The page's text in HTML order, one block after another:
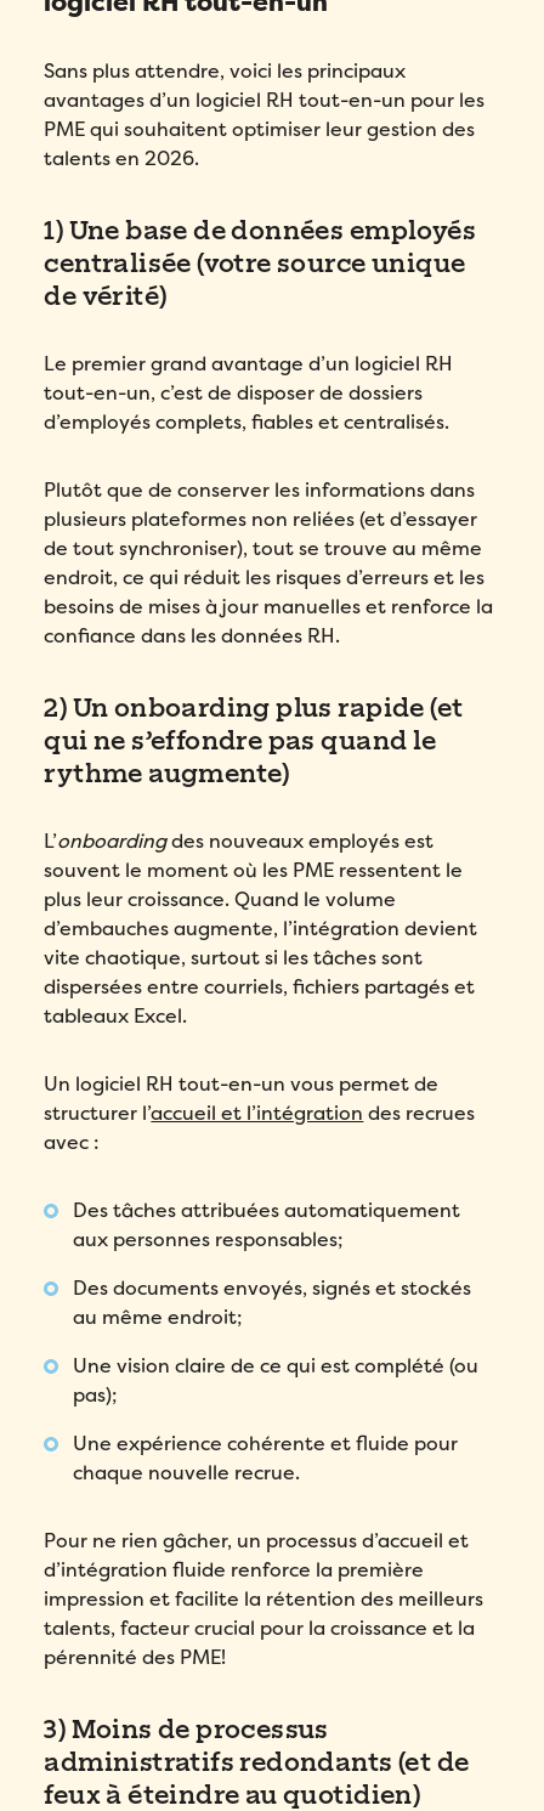
Sans plus attendre, voici les principaux
avantages d’un logiciel RH tout-en-un pour les
PME qui souhaitent optimiser leur gestion des
talents en 2026.
1) Une base de données employés
centralisée (votre source unique
de vérité)
Le premier grand avantage d’un logiciel RH
tout-en-un, c’est de disposer de dossiers
d’employés complets, fiables et centralisés.
Plutôt que de conserver les informations dans
plusieurs plateformes non reliées (et d’essayer
de tout synchroniser), tout se trouve au même
endroit, ce qui réduit les risques d’erreurs et les
besoins de mises à jour manuelles et renforce la
confiance dans les données RH.
2) Un onboarding plus rapide (et
qui ne s’effondre pas quand le
rythme augmente)
L’onboardingdes nouveaux employés est
souvent le moment où les PME ressentent le
plus leur croissance. Quand le volume
d’embauches augmente, l’intégration devient
vite chaotique, surtout si les tâches sont
dispersées entre courriels, fichiers partagés et
tableaux Excel.
Un logiciel RH tout-en-un vous permet de
structurer l’accueil et l’intégration des recrues
avec :
Des tâches attribuées automatiquement
aux personnes responsables;
Des documents envoyés, signés et stockés
au même endroit;
Une vision claire de ce qui est complété (ou
pas);
Une expérience cohérente et fluide pour
chaque nouvelle recrue.
Pour ne rien gâcher, un processus d’accueil et
d’intégration fluide renforce la première
impression et facilite la rétention des meilleurs
talents, facteur crucial pour la croissance et la
pérennité des PME!
3) Moins de processus
administratifs redondants (et de
feux à éteindre au quotidien)